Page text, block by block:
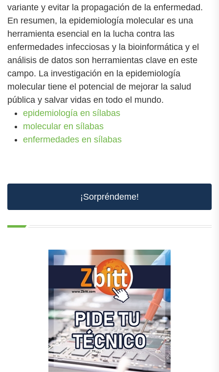
variante y evitar la propagación de la enfermedad.
En resumen, la epidemiología molecular es una
herramienta esencial en la lucha contra las
enfermedades infecciosas y la bioinformática y el
análisis de datos son herramientas clave en este
campo. La investigación en la epidemiología
molecular tiene el potencial de mejorar la salud
pública y salvar vidas en todo el mundo.
epidemiología en sílabas
molecular en sílabas
enfermedades en sílabas
¡Sorpréndeme!